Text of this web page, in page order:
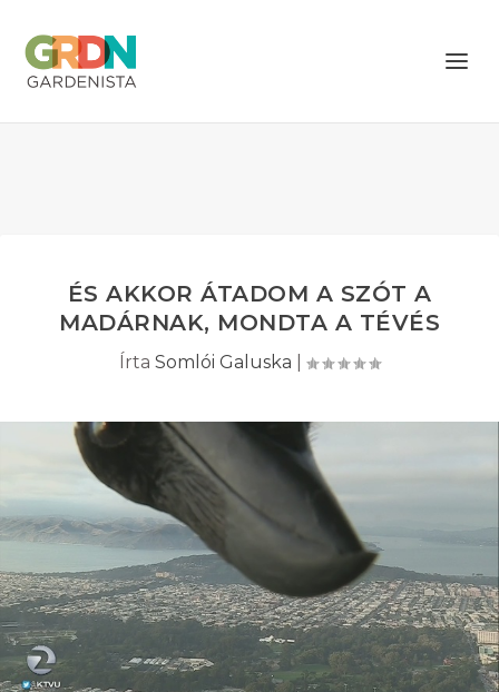
ÉS AKKOR ÁTADOM A SZÓT A
MADÁRNAK, MONDTA A TÉVÉS
Írta Somlói Galuska